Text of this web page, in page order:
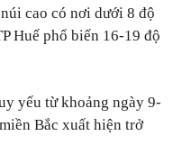
cao có nơi dưới 8 độ
Huế phổ biến 16-19 độ
yếu từ khoảng ngày 9-
Bắc xuất hiện trở